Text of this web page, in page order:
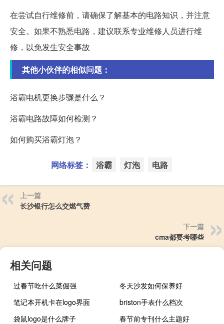
在尝试自行维修前，请确保了解基本的电路知识，并注意
安全。如果不熟悉电路，建议联系专业维修人员进行维
修，以免发生安全事故
其他小伙伴的相似问题：
浴霸电机更换步骤是什么？
浴霸电路故障如何检测？
如何购买浴霸灯泡？
网络标签： 浴霸 灯泡 电路
上一篇
长沙银行怎么交燃气费
下一篇
cma都要考哪些
相关问题
过春节吃什么菜倔强
冬天沙发如何保养好
笔记本开机卡在logo界面
briston手表什么档次
袋鼠logo是什么牌子
春节前专刊什么主题好